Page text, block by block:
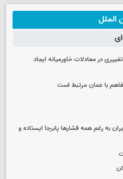
الملل
در معادلات خاورمیانه ایجاد
با عمان مرتبط است
به رغم همه فشارها پابرجا ایستاده و